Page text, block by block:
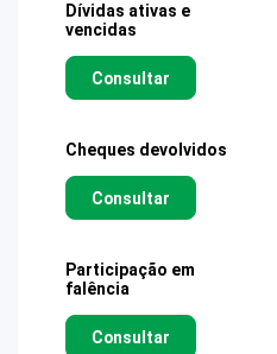
Dívidas ativas e
vencidas
Consultar
Cheques devolvidos
Consultar
Participação em
falência
Consultar